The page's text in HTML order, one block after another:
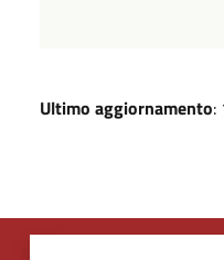
Ultimo aggiornamento: